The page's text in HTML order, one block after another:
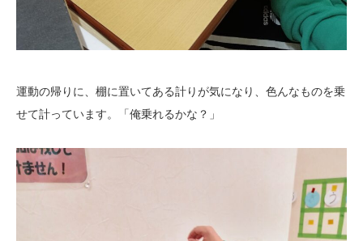
運動の帰りに、棚に置いてある計りが気になり、色んなものを乗
せて計っています。「俺乗れるかな？」